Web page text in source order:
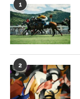
1
2